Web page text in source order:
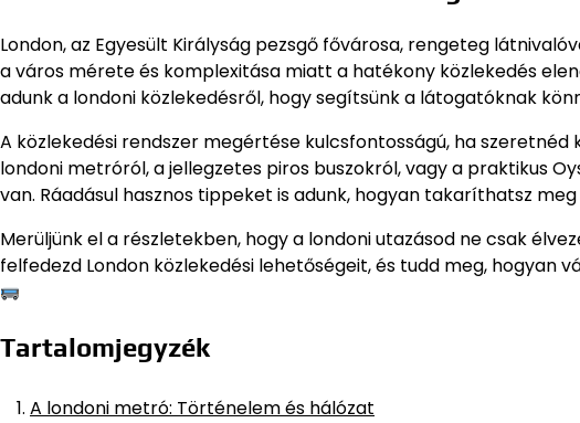
London, az Egyesült Királyság pezsgő fővárosa, rengeteg
a város mérete és komplexitása miatt a hatékony közlekedés
adunk a londoni közlekedésről, hogy segítsünk a látogatóknak
A közlekedési rendszer megértése kulcsfontosságú, ha
londoni metróról, a jellegzetes piros buszokról, vagy a praktikus
van. Ráadásul hasznos tippeket is adunk, hogyan takaríthatsz
Merüljünk el a részletekben, hogy a londoni utazásod ne csak
felfedezd London közlekedési lehetőségeit, és tudd meg, hogyan
Tartalomjegyzék
A londoni metró: Történelem és hálózat